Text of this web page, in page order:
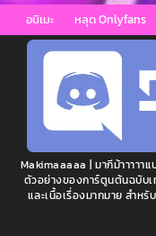
ตอนที่ 97
มิถุนายน 26, 2023
ตอนที่ 95
พฤษภาคม 19, 2023
ตอนที่ 93
พฤษภาคม 12, 2023
ตอนที่ 91
เมษายน 29, 2023
อนิเมะ หลุด Onlyfans
Makimaaaaa | มากีม้าาาาา
ตัวอย่างของการ์ตูนต้นฉบับ
และเนื้อเรื่องมากมาย สำห